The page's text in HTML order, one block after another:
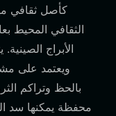
كأصل ثقافي
الأبراج
بالحظ وتراكم
محفظة يمكنها سد